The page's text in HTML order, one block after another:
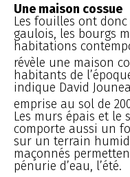
Une maison cossue
Les fouilles ont
gaulois, les bourgs
habitations
révèle une maison
habitants de
indique David
emprise au sol de
Les murs épais et le
comporte aussi un
sur un terrain
maçonnés
pénurie d’eau, l’été.